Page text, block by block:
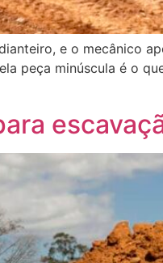
e o mecânico
peça minúscula é o